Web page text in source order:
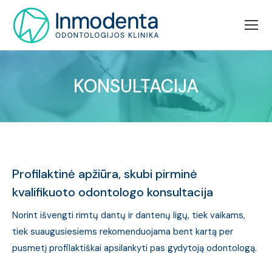
KONSULTACIJA
Jūs esate čia:
Profilaktinė apžiūra, skubi pirminė
kvalifikuoto odontologo konsultacija
Norint išvengti rimtų dantų ir dantenų ligų, tiek vaikams,
tiek suaugusiesiems rekomenduojama bent kartą per
pusmetį profilaktiškai apsilankyti pas gydytoją odontologą.